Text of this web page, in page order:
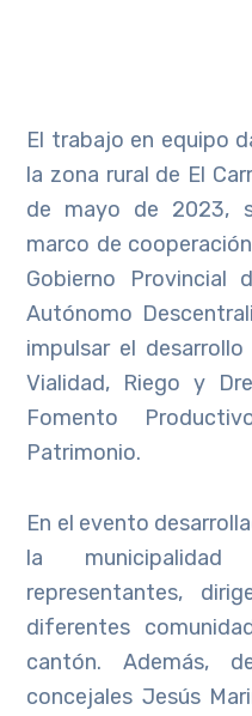
El trabajo en equipo
la zona rural de El
de mayo de 2023,
marco de
Gobierno Provincial
Autónomo
impulsar el
Vialidad, Riego y
Fomento
Patrimonio.
En el evento
la municipalidad
representantes,
diferentes
cantón. Además,
concejales Jesús